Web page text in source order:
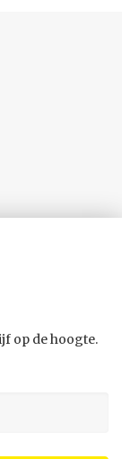
op de hoogte.